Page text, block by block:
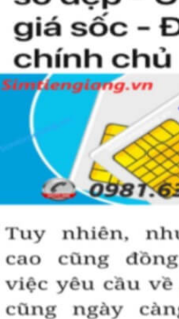
Simtiengiang.vn.
Sim Tiền Giang là đơn vị cung cấp
uy tín chất lượng.
Chọn mua sim số đẹp thường mất
một số phải vừa đẹp, vừa tốt về
hảo. Vậy phải làm sao?
- Cách nhanh nhất để chọn mua
trang chủ của Sim Tiền Giang, chọn
đầu trang chủ. Đây là danh sách sim
lý do nên bạn có thể chọn mua được
Ngoài ra quý khách chưa ưng ý về
khảo thêm Sim Vinaphone,Sim
Sinh..